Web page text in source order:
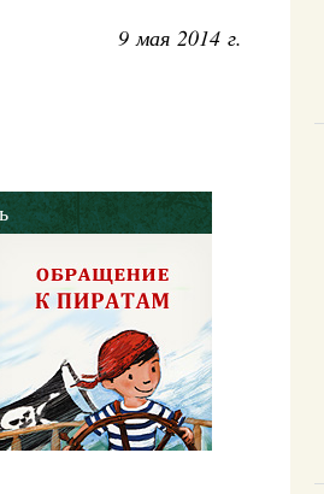
9 мая 2014 г.